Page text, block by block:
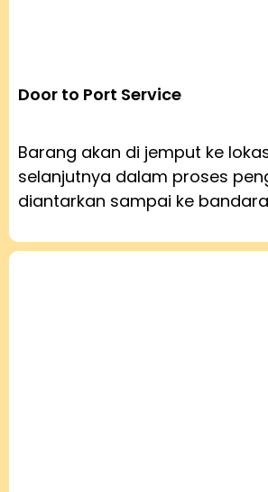
Door to Port Service
Barang akan di jemput ke
selanjutnya dalam proses
diantarkan sampai ke